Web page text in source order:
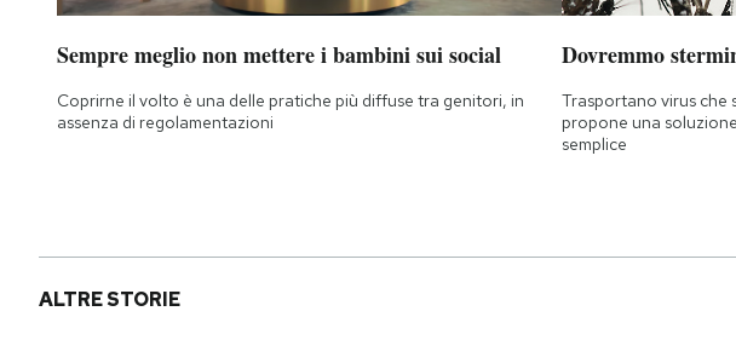
Sempre meglio non mettere i bambini sui social
Coprirne il volto è una delle pratiche più diffuse tra genitori, in
assenza di regolamentazioni
Dovremmo
Trasportano virus che
propone una
semplice
ALTRE STORIE